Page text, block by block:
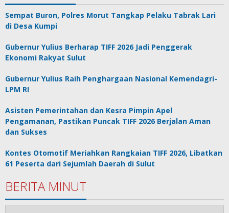
Sempat Buron, Polres Morut Tangkap Pelaku Tabrak Lari
di Desa Kumpi
Gubernur Yulius Berharap TIFF 2026 Jadi Penggerak
Ekonomi Rakyat Sulut
Gubernur Yulius Raih Penghargaan Nasional Kemendagri-
LPM RI
Asisten Pemerintahan dan Kesra Pimpin Apel
Pengamanan, Pastikan Puncak TIFF 2026 Berjalan Aman
dan Sukses
Kontes Otomotif Meriahkan Rangkaian TIFF 2026, Libatkan
61 Peserta dari Sejumlah Daerah di Sulut
BERITA MINUT